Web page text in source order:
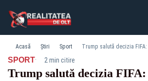
Acasă Știri Sport
SPORT· 2 min citire
Trump salută decizia FIFA: